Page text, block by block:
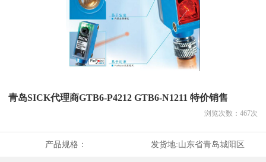
青岛SICK代理商GTB6-P4212 GTB6-N1211 特价销售
浏览次数： 467次
产品规格： 发货地:山东省青岛城阳区